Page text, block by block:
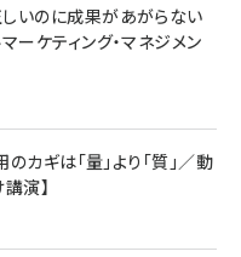
07/08号 No.2502[2026
億貯めた株式投資
Phone17 (6.3インチ) 対応
アクティブノイズキャンセリ
Flow USB-C & USB-C
ミッドナイトブラック)
いのに成果があがらない
ーケティング・マネジメン
ギは「量」より「質」／動
演】